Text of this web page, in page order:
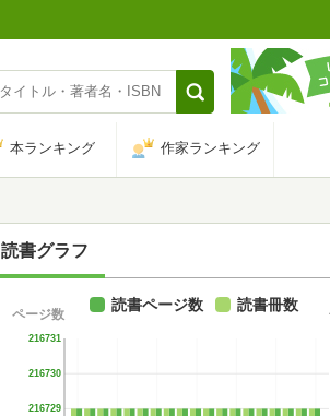
本ランキング 作家ランキング
読書グラフ
216729
216730
216731
ページ数
読書ページ数 読書冊数